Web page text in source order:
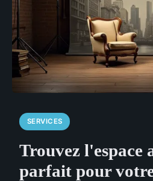
SERVICES
Trouvez l'espace
parfait pour